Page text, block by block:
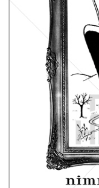
Scharlachberg